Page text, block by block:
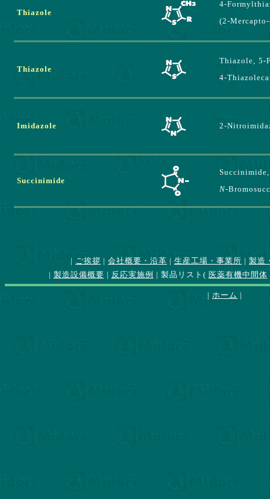
Thiazole
4-
(2-
Thiazole
Thiazole, 5-
4-
Imidazole 2-
Succinimide
N-
| ご挨拶 | 会社概要・沿革 | 生産工場・事業所 | 製造
| 製造設備概要 | 反応実施例 | 製品リスト( 医薬有機中間体
| ホーム |